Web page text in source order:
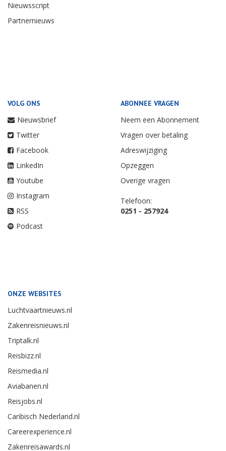
Nieuwsscript
Partnernieuws
VOLG ONS
Nieuwsbrief
Twitter
Facebook
LinkedIn
Youtube
Instagram
RSS
Podcast
ABONNEE VRAGEN
Neem een Abonnement
Vragen over betaling
Adreswijziging
Opzeggen
Overige vragen
Telefoon:
0251 - 257924
ONZE WEBSITES
Luchtvaartnieuws.nl
Zakenreisnieuws.nl
Triptalk.nl
Reisbizz.nl
Reismedia.nl
Aviabanen.nl
Reisjobs.nl
Caribisch Nederland.nl
Careerexperience.nl
Zakenreisawards.nl